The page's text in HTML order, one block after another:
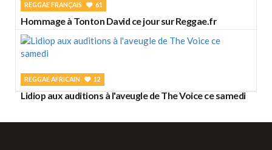
REGGAE FRANÇAIS 61
Hommage à Tonton David ce jour sur Reggae.fr
REGGAE AFRICAIN 12
Lidiop aux auditions à l'aveugle de The Voice ce samedi